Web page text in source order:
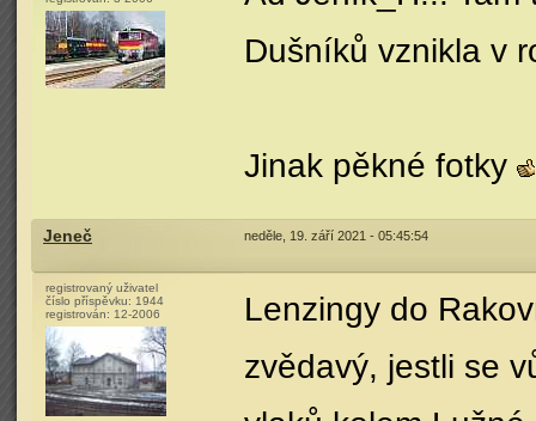
Dušníků vznikla v
Jinak pěkné fotky
Jeneč neděle, 19. září 2021 - 05:45:54
registrovaný uživatel
číslo příspěvku: 1944
registrován: 12-2006
Lenzingy do
zvědavý, jestli se